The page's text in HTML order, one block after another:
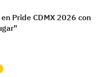
Pride CDMX 2026 con